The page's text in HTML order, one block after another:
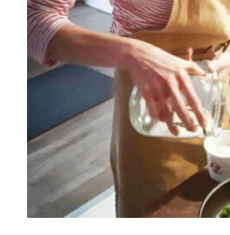
DETAILS